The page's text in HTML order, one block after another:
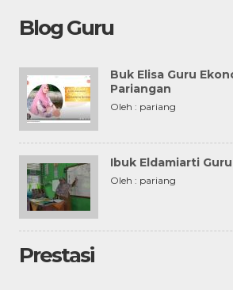
Blog Guru
Buk Elisa Guru
Pariangan
Oleh : pariang
Ibuk Eldamiarti
Oleh : pariang
Prestasi